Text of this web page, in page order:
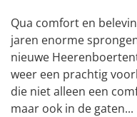
Qua comfort en
jaren enorme
nieuwe
weer een prachtig
die niet alleen een
maar ook in de gaten...